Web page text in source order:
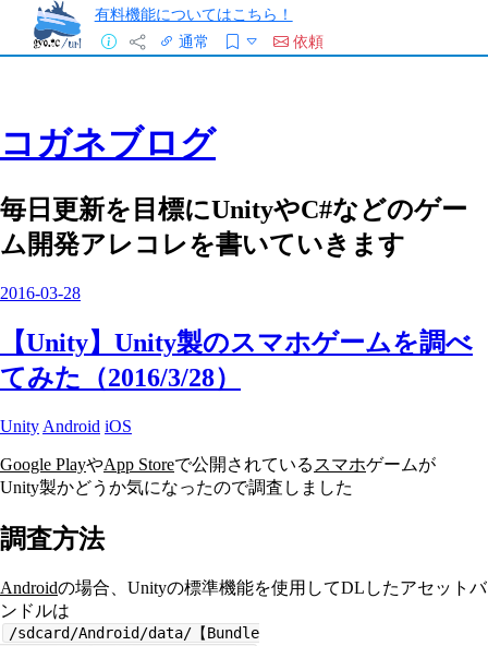
有料機能についてはこちら！
通常
依頼